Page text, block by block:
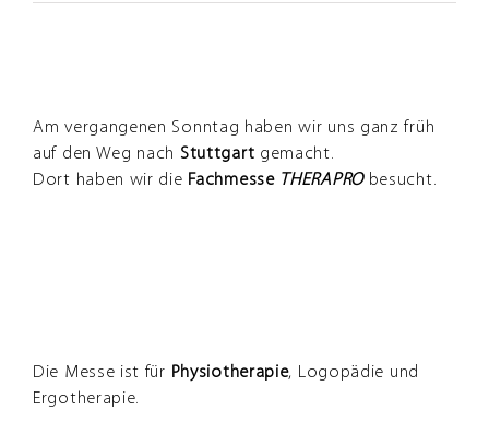
THERAPRO
Am vergangenen Sonntag haben wir uns ganz früh
auf den Weg nach Stuttgart gemacht.
Dort haben wir die Fachmesse THERAPRObesucht.
Die Messe ist für Physiotherapie, Logopädie und
Ergotherapie.